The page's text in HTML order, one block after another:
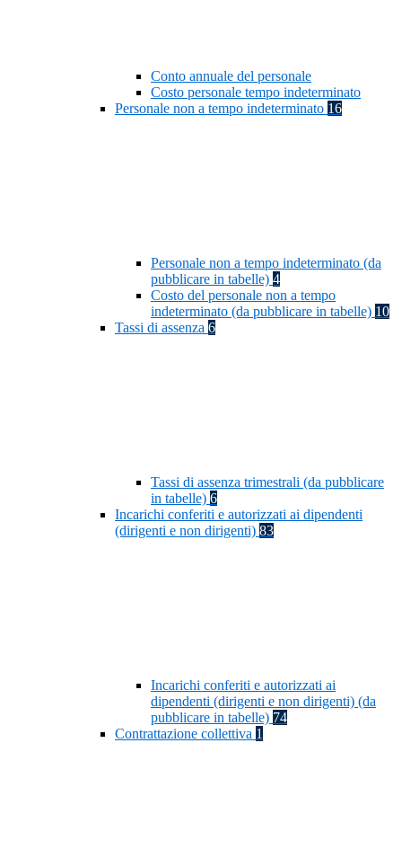
Conto annuale del personale
Costo personale tempo indeterminato
Personale non a tempo indeterminato 16
Personale non a tempo indeterminato (da
pubblicare in tabelle) 4
Costo del personale non a tempo
indeterminato (da pubblicare in tabelle) 10
Tassi di assenza 6
Tassi di assenza trimestrali (da pubblicare
in tabelle) 6
Incarichi conferiti e autorizzati ai dipendenti
(dirigenti e non dirigenti) 83
Incarichi conferiti e autorizzati ai
dipendenti (dirigenti e non dirigenti) (da
pubblicare in tabelle) 74
Contrattazione collettiva 1